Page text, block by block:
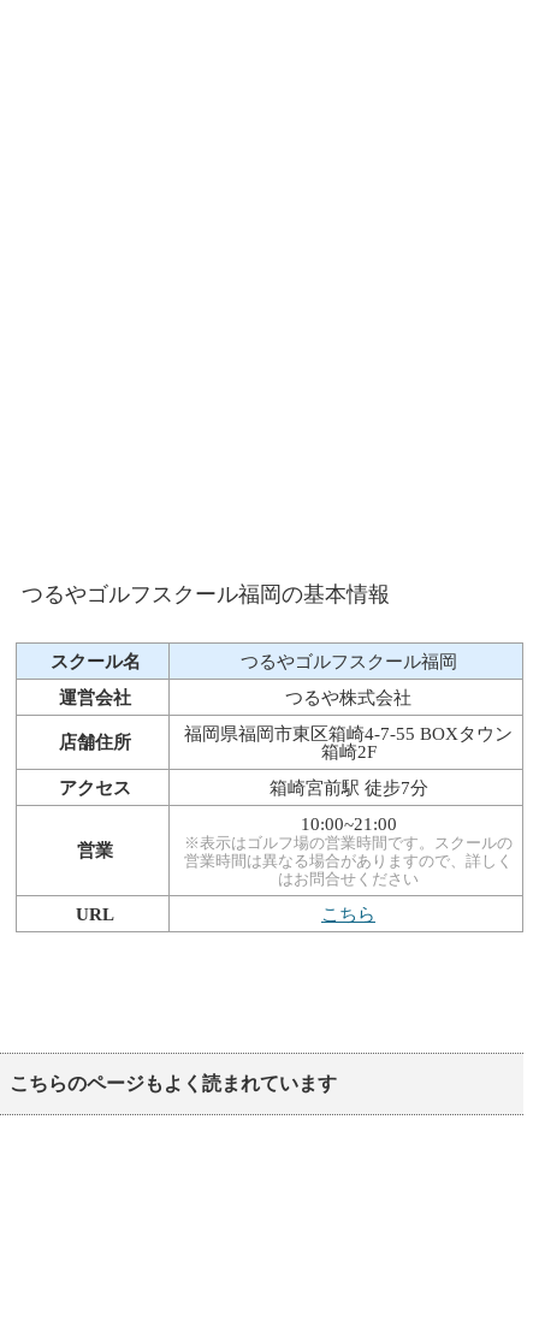
つるやゴルフスクール福岡の基本情報
スクール名
つるやゴルフスクール福岡
運営会社
つるや株式会社
店舗住所
福岡県福岡市東区箱崎4-7-55 BOXタウン
箱崎2F
アクセス
箱崎宮前駅 徒步7分
営業
10:00~21:00
※表示はゴルフ場の営業時間です。スクールの
営業時間は異なる場合がありますので、詳しく
はお問合せください
URL こちら
こちらのページもよく読まれています